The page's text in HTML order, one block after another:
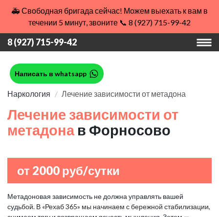
🚑 Свободная бригада сейчас! Можем выехать к вам в
течении 5 минут, звоните 📞 8 (927) 715-99-42
8 (927) 715-99-42
Написать в whatsapp
Наркология Лечение зависимости от метадона
Лечение зависимости от
метадона в Форносово
от 2000 руб/сутки
Метадоновая зависимость не должна управлять вашей
судьбой. В «Рехаб 365» мы начинаем с бережной стабилизации,